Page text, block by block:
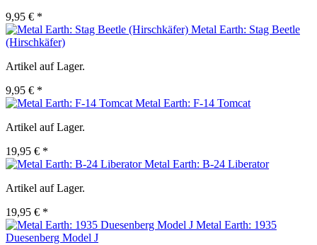
9,95 € *
Metal Earth: Stag Beetle
(Hirschkäfer)
Artikel auf Lager.
9,95 € *
Metal Earth: F-14 Tomcat
Artikel auf Lager.
19,95 € *
Metal Earth: B-24 Liberator
Artikel auf Lager.
19,95 € *
Metal Earth: 1935
Duesenberg Model J